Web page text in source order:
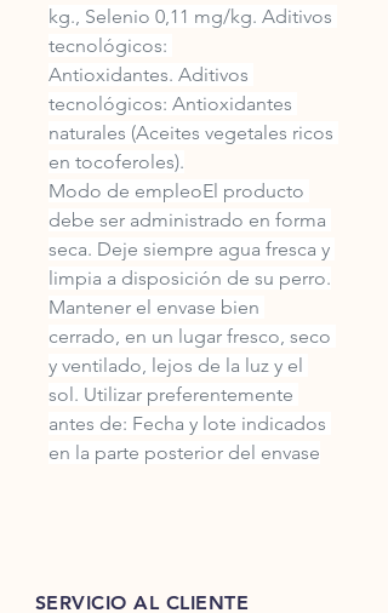
kg., Selenio 0,11 mg/kg. Aditivos
tecnológicos:
Antioxidantes. Aditivos
tecnológicos: Antioxidantes
naturales (Aceites vegetales ricos
en tocoferoles).
Modo de empleoEl producto
debe ser administrado en forma
seca. Deje siempre agua fresca y
limpia a disposición de su perro.
Mantener el envase bien
cerrado, en un lugar fresco, seco
y ventilado, lejos de la luz y el
sol. Utilizar preferentemente
antes de: Fecha y lote indicados
en la parte posterior del envase
SERVICIO AL CLIENTE